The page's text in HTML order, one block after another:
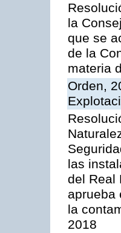
la
que se
de la
materia
Orden,
las
del Real
aprueba
la
2018